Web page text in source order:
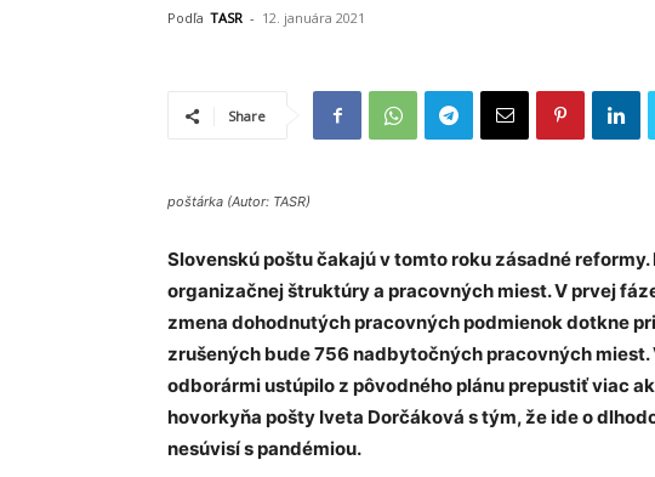
Podľa TASR - 12. januára 2021
Share
poštárka (Autor: TASR)
Slovenskú poštu čakajú v tomto roku zásadné
organizačnej štruktúry a pracovných miest. V prvej
zmena dohodnutých pracovných podmienok dotkne
zrušených bude 756 nadbytočných pracovných
odborármi ustúpilo z pôvodného plánu prepustiť viac
hovorkyňa pošty Iveta Dorčáková s tým, že ide o
nesúvisí s pandémiou.